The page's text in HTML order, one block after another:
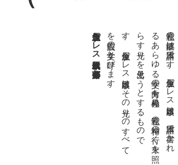
私達の
故郷は
日本語で
す
。
金魚屋プ
レ
ス
日本版は
、
日本語で
書か
れ
る
あ
ら
ゆ
る
文学の
方向を
見極め
、
私達の
精神の
行く
末を
照
ら
す
光り
を
見出そ
う
と
す
る
も
の
で
す
。
金魚屋プ
レ
ス
日本版は
そ
の
光り
の
す
べ
て
を
広義の
文学と
呼び
ま
す
。
金魚屋プレス日本版代表 齋藤都